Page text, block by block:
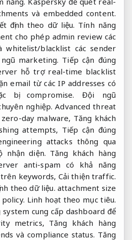
và embedded content.
định theo dữ liệu. Tính năng
cho phép admin review các
whitelist/blacklist các sender
marketing. Tiếp cận đúng
hỗ trợ real-time blacklist
email từ các IP addresses có
bị compromise. Đội ngũ
nghiệp. Advanced threat
day malware, Tăng khách
attempts, Tiếp cận đúng
attacks thông qua
nhận diện. Tăng khách hàng
anti-spam có khả năng
keywords, Cải thiện traffic.
theo dữ liệu. attachment size
Linh hoạt theo mục tiêu.
cung cấp dashboard để
metrics, Tăng khách hàng
và compliance status. Tăng